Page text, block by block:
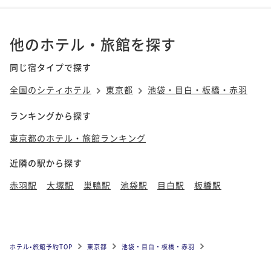
他のホテル・旅館を探す
同じ宿タイプで探す
全国のシティホテル
東京都 池袋・目白・板橋・赤羽
ランキングから探す
東京都のホテル・旅館ランキング
近隣の駅から探す
赤羽駅
大塚駅 巣鴨駅 池袋駅 目白駅 板橋駅
ホテル•旅館予約TOP 東京都
池袋・目白・板橋・赤羽